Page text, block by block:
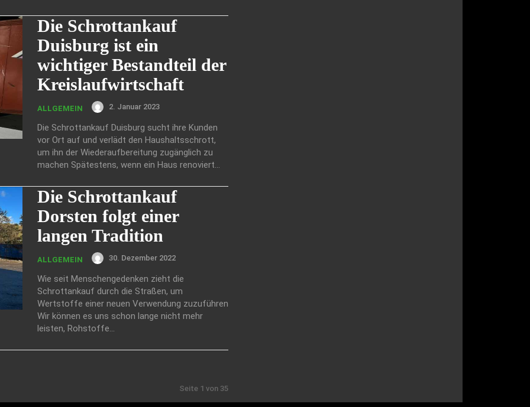
Die Schrottankauf
Duisburg ist ein
wichtiger Bestandteil der
Kreislaufwirtschaft
ALLGEMEIN 2. Januar 2023
Die Schrottankauf Duisburg sucht ihre Kunden
vor Ort auf und verlädt den Haushaltsschrott,
um ihn der Wiederaufbereitung zugänglich zu
machen Spätestens, wenn ein Haus renoviert...
Die Schrottankauf
Dorsten folgt einer
langen Tradition
ALLGEMEIN 30. Dezember 2022
Wie seit Menschengedenken zieht die
Schrottankauf durch die Straßen, um
Wertstoffe einer neuen Verwendung zuzuführen
Wir können es uns schon lange nicht mehr
leisten, Rohstoffe...
Seite 1 von 35